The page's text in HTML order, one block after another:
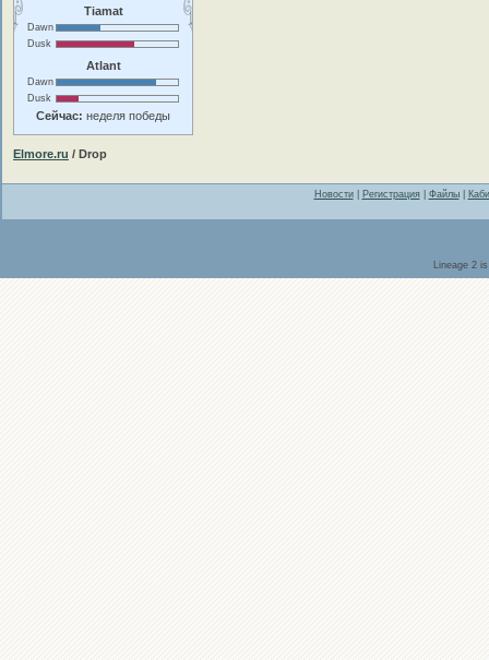
Tiamat
Dawn
Dusk
Atlant
Dawn
Dusk
Сейчас: неделя победы
Elmore.ru / Drop
Новости| Регистрация| Файлы|
Lineage 2